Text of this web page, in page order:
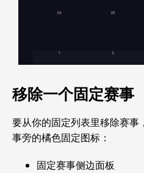
移除一个固定赛事
要从你的固定列表里移除赛事
事旁的橘色固定图标：
固定赛事侧边面板